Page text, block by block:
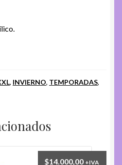
, INVIERNO, TEMPORADAS,
$14.000,00 +IVA